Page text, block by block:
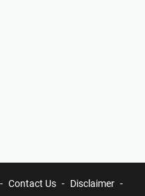
Contact Us Disclaimer